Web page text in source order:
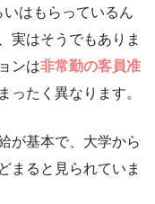
いはもらっているん
実はそうでもありま
ンは非常勤の客員准
ったく異なります。
が基本で、大学から
まると見られていま